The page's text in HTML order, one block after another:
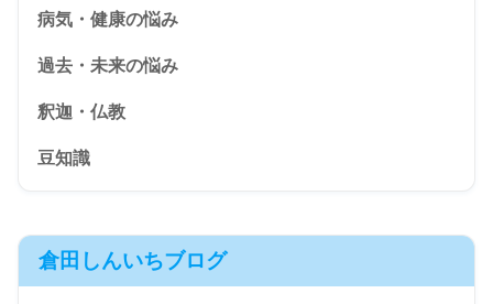
病気・健康の悩み
過去・未来の悩み
釈迦・仏教
豆知識
倉田しんいちブログ